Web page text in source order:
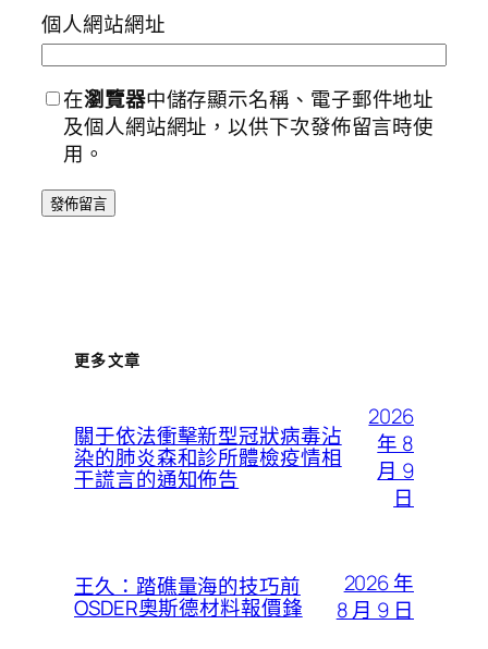
個人網站網址
在瀏覽器中儲存顯示名稱、電子郵件地址
及個人網站網址，以供下次發佈留言時使
用。
更多文章
關于依法衝擊新型冠狀病毒沾
染的肺炎森和診所體檢疫情相
干謊言的通知佈告
2026
年 8
月 9
日
王久：踏礁量海的技巧前
OSDER奧斯德材料報價鋒
2026 年
8 月 9 日